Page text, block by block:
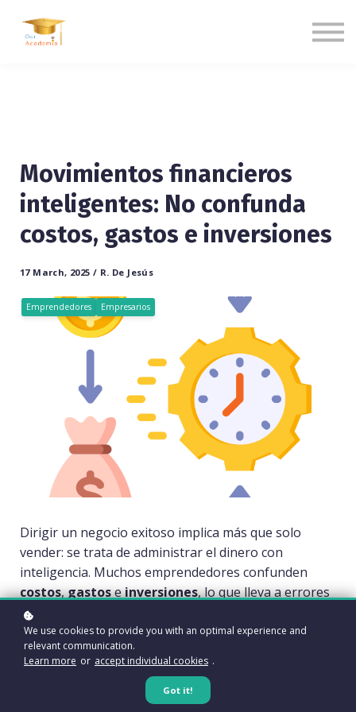
Movimientos financieros
inteligentes: No confunda
costos, gastos e inversiones
17 March, 2025 / R. De Jesús
Emprendedores Empresarios
Dirigir un negocio exitoso implica más que solo
vender: se trata de administrar el dinero con
inteligencia. Muchos emprendedores confunden
costos,gastoseinversiones, lo que lleva a errores
financieros que pueden frenar el crecimiento o
incluso provocar el fracaso. Comprender estos
conceptos clave te ayudará a tomar decisiones más
inteligentes y a construir un negocio próspero.
We use cookies to provide you with an optimal experience and
relevant communication.
Learn more or accept individual cookies .
Got it!